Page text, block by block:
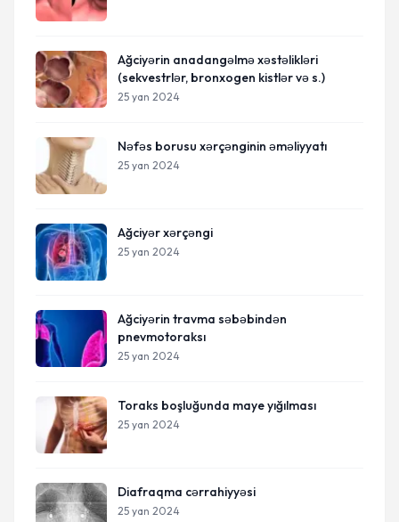
Ağciyərin anadangəlmə xəstəlikləri
(sekvestrlər, bronxogen kistlər və s.)
25 yan 2024
Nəfəs borusu xərçənginin əməliyyatı
25 yan 2024
Ağciyər xərçəngi
25 yan 2024
Ağciyərin travma səbəbindən
pnevmotoraksı
25 yan 2024
Toraks boşluğunda maye yığılması
25 yan 2024
Diafraqma cərrahiyyəsi
25 yan 2024